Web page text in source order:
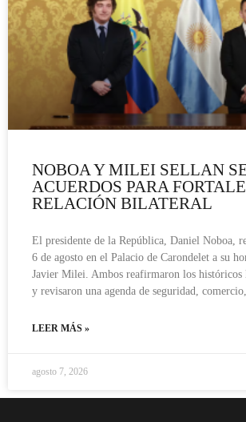
NOBOA Y MILEI SELLAN
ACUERDOS PARA
RELACIÓN BILATERAL
El presidente de la República, Daniel Noboa,
6 de agosto en el Palacio de Carondelet a su
Javier Milei. Ambos reafirmaron los históricos
y revisaron una agenda de seguridad,
LEER MÁS »
agosto 7, 2026